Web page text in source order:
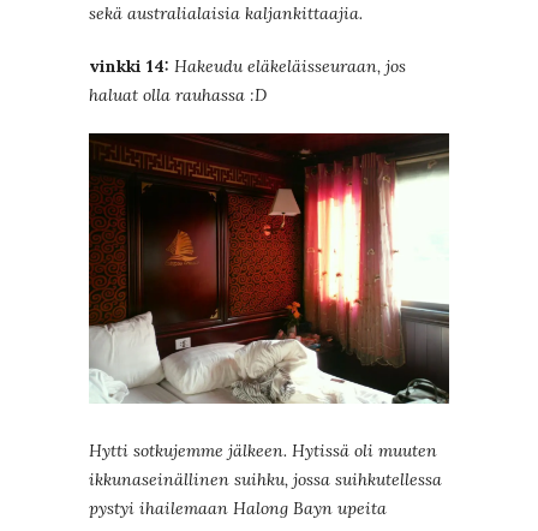
sekä australialaisia kaljankittaajia.
vinkki 14: Hakeudu eläkeläisseuraan, jos
haluat olla rauhassa :D
Hytti sotkujemme jälkeen. Hytissä oli muuten
ikkunaseinällinen suihku, jossa suihkutellessa
pystyi ihailemaan Halong Bayn upeita